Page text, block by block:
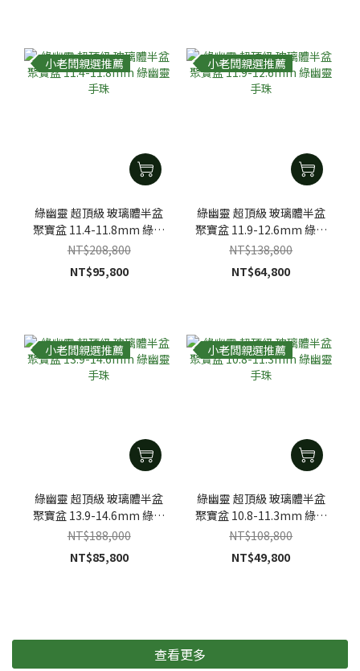
小老闆親選推薦
綠幽靈 超頂級 玻璃體半盆
聚寶盆 11.4-11.8mm 綠幽
靈手珠
NT$208,800
NT$95,800
小老闆親選推薦
綠幽靈 超頂級 玻璃體半盆
聚寶盆 11.9-12.6mm 綠幽
靈手珠
NT$138,800
NT$64,800
小老闆親選推薦
綠幽靈 超頂級 玻璃體半盆
聚寶盆 13.9-14.6mm 綠幽
靈手珠
NT$188,000
NT$85,800
小老闆親選推薦
綠幽靈 超頂級 玻璃體半盆
聚寶盆 10.8-11.3mm 綠幽
靈手珠
NT$108,800
NT$49,800
查看更多